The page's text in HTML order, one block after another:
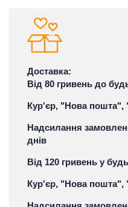
Доставка:
Від 80 гривень до
Кур'єр, "Нова пошта",
Надсилання
днів
Від 120 гривень у
Кур'єр, "Нова пошта",